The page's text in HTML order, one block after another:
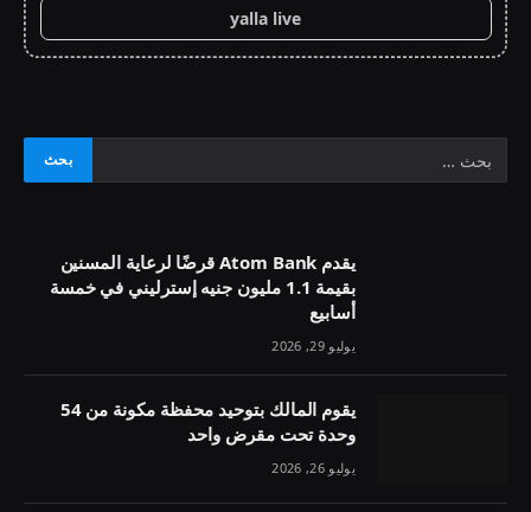
yalla live
يقدم Atom Bank قرضًا لرعاية المسنين
بقيمة 1.1 مليون جنيه إسترليني في خمسة
أسابيع
يوليو 29, 2026
يقوم المالك بتوحيد محفظة مكونة من 54
وحدة تحت مقرض واحد
يوليو 26, 2026